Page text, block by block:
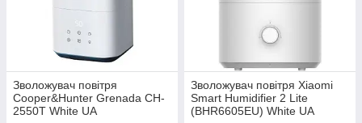
Зволожувач повітря
Cooper&Hunter Grenada CH-
2550T White UA
Зволожувач повітря Xiaomi
Smart Humidifier 2 Lite
(BHR6605EU) White UA